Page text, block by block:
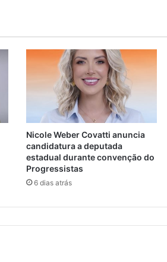
Nicole Weber Covatti anuncia
candidatura a deputada
estadual durante convenção do
Progressistas
6 dias atrás